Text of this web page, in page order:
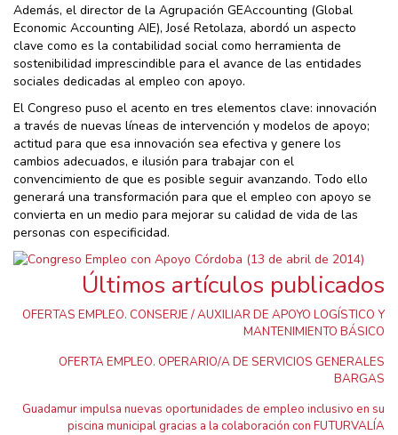
Además, el director de la Agrupación GEAccounting (Global
Economic Accounting AIE), José Retolaza, abordó un aspecto
clave como es la contabilidad social como herramienta de
sostenibilidad imprescindible para el avance de las entidades
sociales dedicadas al empleo con apoyo.
El Congreso puso el acento en tres elementos clave: innovación
a través de nuevas líneas de intervención y modelos de apoyo;
actitud para que esa innovación sea efectiva y genere los
cambios adecuados, e ilusión para trabajar con el
convencimiento de que es posible seguir avanzando. Todo ello
generará una transformación para que el empleo con apoyo se
convierta en un medio para mejorar su calidad de vida de las
personas con especificidad.
Últimos artículos publicados
OFERTAS EMPLEO. CONSERJE / AUXILIAR DE APOYO LOGÍSTICO Y
MANTENIMIENTO BÁSICO
OFERTA EMPLEO. OPERARIO/A DE SERVICIOS GENERALES
BARGAS
Guadamur impulsa nuevas oportunidades de empleo inclusivo en su
piscina municipal gracias a la colaboración con FUTURVALÍA